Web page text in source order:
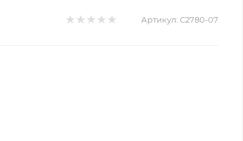
Артикул: С2780-07